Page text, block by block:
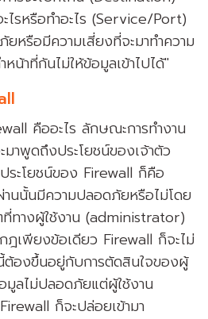
ไรหรือทำอะไร (Service/Port)
หรือมีความเสี่ยงที่จะมาทำความ
น้าที่กันไม่ให้ข้อมูลเข้าไปได้"
คืออะไร ลักษณะการทำงาน
มาพูดถึงประโยชน์ของเจ้าตัว
ะโยชน์ของ Firewall ก็คือ
นนั้นมีความปลอดภัยหรือไม่โดย
ทางผู้ใช้งาน (administrator)
ฎเพียงข้อเดียว Firewall ก็จะไม่
ต้องขึ้นอยู่กับการตัดสินใจของผู้
มูลไม่ปลอดภัยแต่ผู้ใช้งาน
ก็จะปล่อยเข้ามา